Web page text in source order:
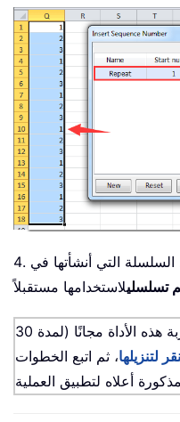
4. أغلق مربع الحوار الآن. تم حفظ السلسلة التي أنشأتها في
تسلسلي
إذا كنت ترغب في تجربة هذه الأداة مجانًا (لمدة 30
لتنزيلها، ثم اتبع الخطوات